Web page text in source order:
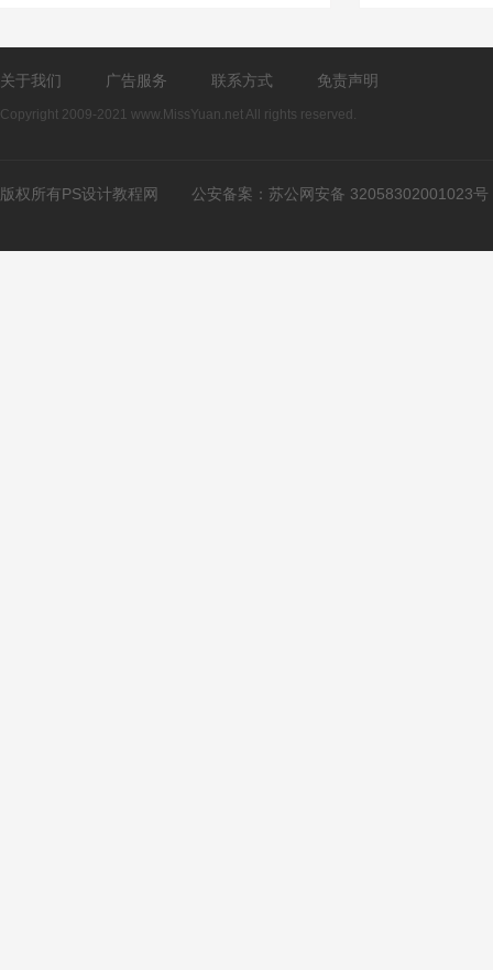
关于我们 广告服务 联系方式 免责声明
Copyright 2009-2021 www.MissYuan.net All rights reserved.
版权所有PS设计教程网 公安备案： 苏公网安备 32058302001023号